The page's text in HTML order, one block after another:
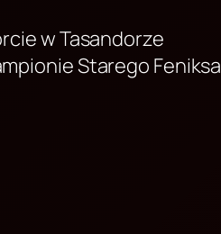
w Tasandorze
Starego Feniksa